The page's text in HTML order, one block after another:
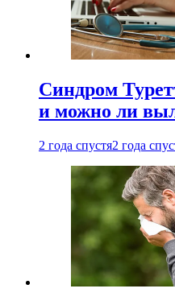
Синдром
и можно ли
2 года спустя2 года